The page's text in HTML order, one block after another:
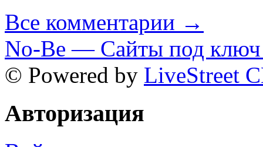
Все комментарии →
No-Be — Сайты под ключ
© Powered by LiveStreet
Авторизация